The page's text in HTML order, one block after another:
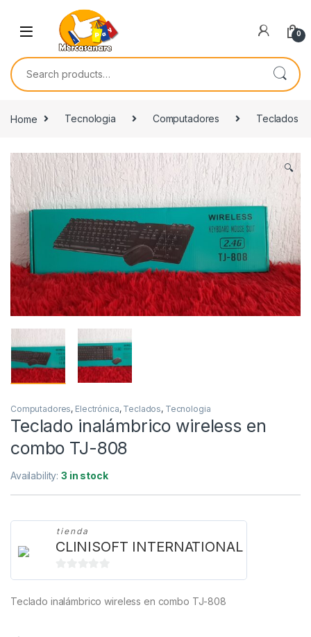
Skip to navigation
0
Search for:
Home Tecnologia Computadores Teclados
🔍
Computadores, Electrónica, Teclados, Tecnologia
Teclado inalámbrico wireless en
combo TJ-808
Availability:3 in stock
tienda
CLINISOFT INTERNATIONAL
0
Teclado inalámbrico wireless en combo TJ-808